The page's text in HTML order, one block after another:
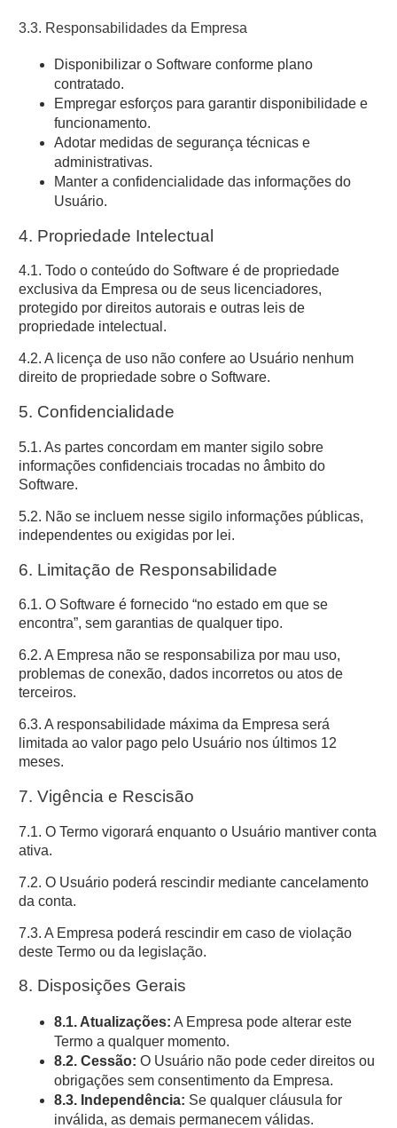
3.3. Responsabilidades da Empresa
Disponibilizar o Software conforme plano
contratado.
Empregar esforços para garantir disponibilidade e
funcionamento.
Adotar medidas de segurança técnicas e
administrativas.
Manter a confidencialidade das informações do
Usuário.
4. Propriedade Intelectual
4.1. Todo o conteúdo do Software é de propriedade
exclusiva da Empresa ou de seus licenciadores,
protegido por direitos autorais e outras leis de
propriedade intelectual.
4.2. A licença de uso não confere ao Usuário nenhum
direito de propriedade sobre o Software.
5. Confidencialidade
5.1. As partes concordam em manter sigilo sobre
informações confidenciais trocadas no âmbito do
Software.
5.2. Não se incluem nesse sigilo informações públicas,
independentes ou exigidas por lei.
6. Limitação de Responsabilidade
6.1. O Software é fornecido “no estado em que se
encontra”, sem garantias de qualquer tipo.
6.2. A Empresa não se responsabiliza por mau uso,
problemas de conexão, dados incorretos ou atos de
terceiros.
6.3. A responsabilidade máxima da Empresa será
limitada ao valor pago pelo Usuário nos últimos 12
meses.
7. Vigência e Rescisão
7.1. O Termo vigorará enquanto o Usuário mantiver conta
ativa.
7.2. O Usuário poderá rescindir mediante cancelamento
da conta.
7.3. A Empresa poderá rescindir em caso de violação
deste Termo ou da legislação.
8. Disposições Gerais
8.1. Atualizações: A Empresa pode alterar este
Termo a qualquer momento.
8.2. Cessão: O Usuário não pode ceder direitos ou
obrigações sem consentimento da Empresa.
8.3. Independência: Se qualquer cláusula for
inválida, as demais permanecem válidas.